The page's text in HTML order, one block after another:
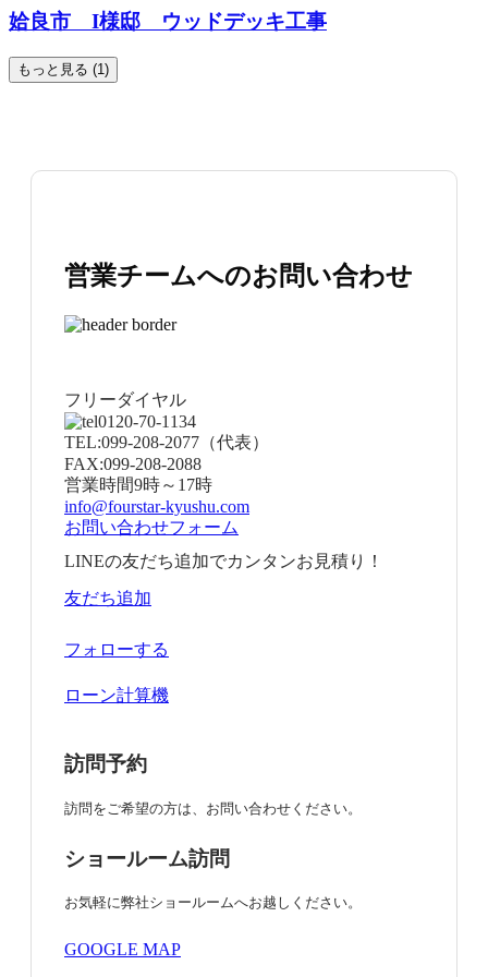
姶良市 I様邸 ウッドデッキ工事
もっと見る (1)
営業チームへのお問い合わせ
フリーダイヤル
0120-70-1134
TEL:099-208-2077 （代表）
FAX:099-208-2088
営業時間9時～17時
info@fourstar-kyushu.com
お問い合わせフォーム
LINEの友だち追加でカンタンお見積り！
友だち追加
フォローする
ローン計算機
訪問予約
訪問をご希望の方は、お問い合わせください。
ショールーム訪問
お気軽に弊社ショールームへお越しください。
GOOGLE MAP